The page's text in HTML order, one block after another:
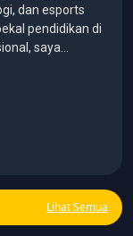
dan esports
pendidikan di
saya
pengalaman
reporter, editor,
Editor in Chief.
tulisan yang
khususnya
Lihat Semua